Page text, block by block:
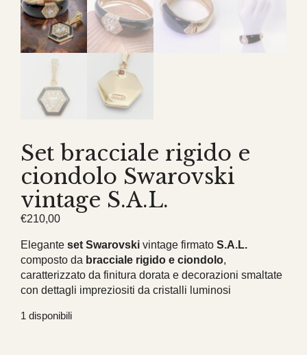
Set bracciale rigido e
ciondolo Swarovski
vintage S.A.L.
€210,00
Elegante set Swarovski vintage firmato S.A.L.
composto da bracciale rigido e ciondolo,
caratterizzato da finitura dorata e decorazioni smaltate
con dettagli impreziositi da cristalli luminosi
1 disponibili